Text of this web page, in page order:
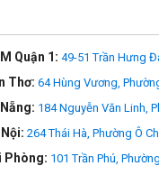
120MP/16K chỉ với một
Quận 1: 49-51 Trần Hưng
Thơ: 64 Hùng Vương,
184 Nguyễn Văn Linh,
264 Thái Hà, Phường Ô
Phòng: 101 Trần Phú,